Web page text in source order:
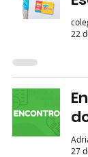
22
27